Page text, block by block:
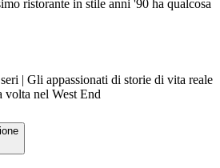
ristorante in stile anni '90 ha qualcosa
| Gli appassionati di storie di vita reale
volta nel West End